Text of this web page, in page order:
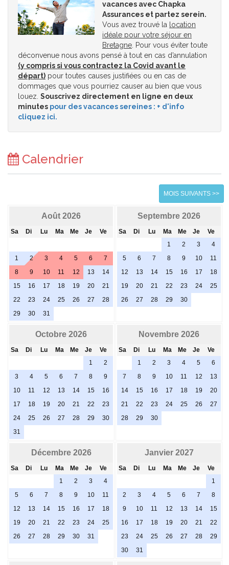
vacances avec Chapka
Assurances et partez serein.
Vous avez trouvé la
location
idéale pour votre séjour en
Bretagne . Pour vous éviter toute
déconvenue nous avons pensé à tout en cas d’annulation
(y compris si vous contractez la Covid avant le
départ) pour toutes causes justifiées ou en cas de
dommages que vous pourriez causer au bien que vous
louez. Souscrivez directement en ligne en deux
minutes pour des vacances sereines : + d'info
cliquez ici.
Calendrier
MOIS SUIVANTS >>
Août 2026
Sa Di Lu Ma Me Je Ve
1 2 3 4 5 6
7
8
9 10 11 12 13
14
15
16 17 18 19 20
21
22
23 24 25 26 27
28
29
30 31
Septembre 2026
Sa Di Lu Ma Me Je
Ve
1
2 3
4
5
6 7 8 9 10
11
12
13 14 15 16 17
18
19
20 21 22 23 24
25
26
27 28 29 30
Octobre 2026
Sa Di Lu Ma Me Je
Ve
1
2
3
4 5 6 7 8
9
10
11 12 13 14 15
16
17
18 19 20 21 22
23
24
25 26 27 28 29
30
31
Novembre 2026
Sa Di Lu Ma Me Je
Ve
1
2 3 4 5
6
7
8 9 10 11 12
13
14
15 16 17 18 19
20
21
22 23 24 25 26
27
28
29 30
Décembre 2026
Sa Di Lu Ma Me Je
Ve
1
2 3
4
5
6 7 8 9 10
11
12
13 14 15 16 17
18
19
20 21 22 23 24
25
26
27 28 29 30 31
Janvier 2027
Sa Di Lu Ma Me Je
Ve
1
2
3 4 5 6 7
8
9
10 11 12 13 14
15
16
17 18 19 20 21
22
23
24 25 26 27 28
29
30
31